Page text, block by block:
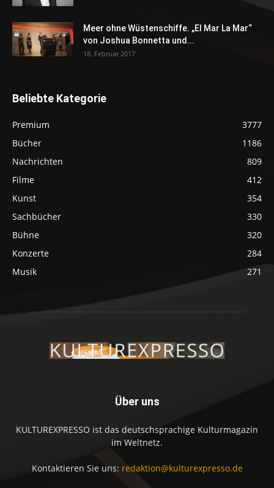
Meer ohne Wüstenschiffe. „El Mar La Mar“
von Joshua Bonnetta und...
18. Februar 2017
Beliebte Kategorie
Premium
3777
Bücher
1186
Nachrichten
809
Filme
412
Kunst
354
Sachbücher
330
Bühne
320
Konzerte
284
Musik
271
Über uns
KULTUREXPRESSO ist das deutschsprachige Kulturmagazin
im Weltnetz.
Kontaktieren Sie uns: redaktion@kulturexpresso.de